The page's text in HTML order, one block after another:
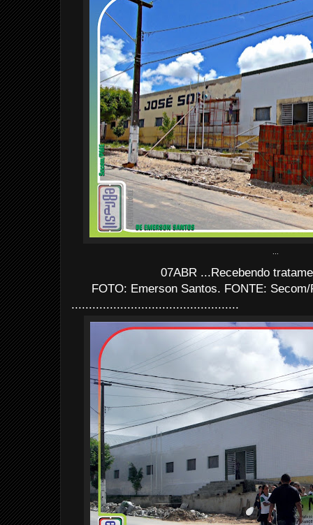
07ABR ...Recebendo
FOTO: Emerson Santos. FONTE:
................................................